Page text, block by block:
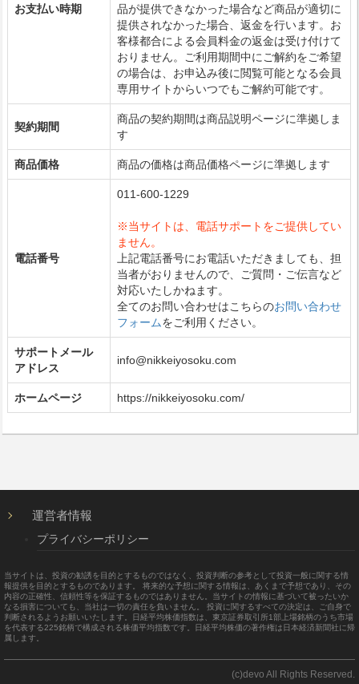
お支払い時期
品が提供できなかった場合など商品が適切に
提供されなかった場合、返金を行います。お
客様都合による会員料金の返金は受け付けて
おりません。ご利用期間中にご解約をご希望
の場合は、お申込み後に閲覧可能となる会員
専用サイトからいつでもご解約可能です。
契約期間
商品の契約期間は商品説明ページに準拠しま
す
商品価格 商品の価格は商品価格ページに準拠します
電話番号
011-600-1229
※当サイトは、電話サポートをご提供してい
ません。
上記電話番号にお電話いただきましても、担
当者がおりませんので、ご質問・ご伝言など
対応いたしかねます。
全てのお問い合わせはこちらのお問い合わせ
フォームをご利用ください。
サポートメール
アドレス
info@nikkeiyosoku.com
ホームページ https://nikkeiyosoku.com/
運営者情報
プライバシーポリシー
当サイトは、投資の勧誘を目的とするものではなく、投資判断の参考として投資一般に関する情
報提供を目的とするものであります。 将来的な予想に関する情報は、あくまで予想であり、その
内容の正確性、信頼性等を保証するものではありません。当サイトの情報に基づいて被ったいか
なる損害についても、当社は一切の責任を負いません。 投資に関するすべての決定は、ご自身で
判断されるようお願いいたします。日経平均株価指数は、東京証券取引所1部上場銘柄のうち市場
を代表する225銘柄で構成される株価平均指数です。日経平均株価の著作権は日本経済新聞社に帰
属します。
(c)devo All Rights Reserved.